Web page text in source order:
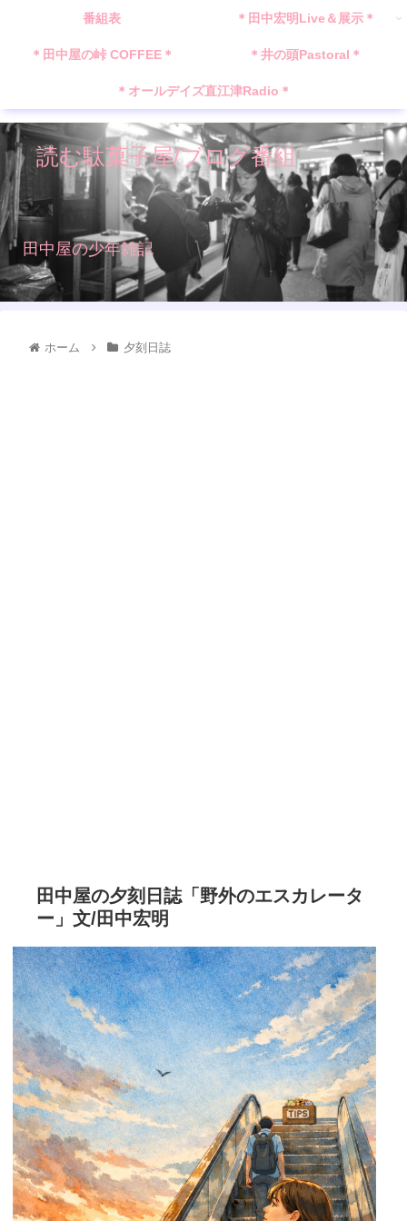
読む駄菓子屋/ブログ番組
田中屋の少年雑記
番組表 ＊田中宏明Live＆展示＊
＊田中屋の峠 COFFEE＊ ＊井の頭Pastoral＊
＊オールデイズ直江津Radio＊
ホーム 夕刻日誌
田中屋の夕刻日誌「野外のエスカレータ
ー」文/田中宏明